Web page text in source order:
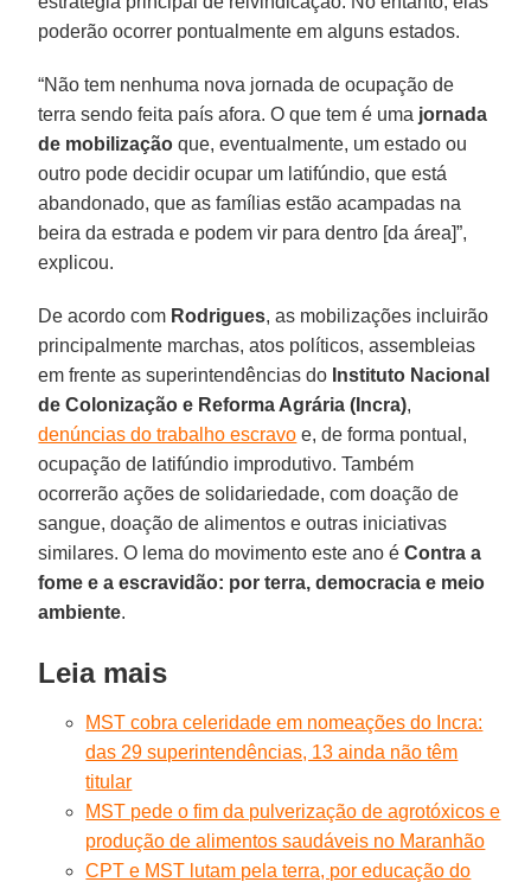
poderão ocorrer pontualmente em alguns estados.
“Não tem nenhuma nova jornada de ocupação de
terra sendo feita país afora. O que tem é uma jornada
de mobilização que, eventualmente, um estado ou
outro pode decidir ocupar um latifúndio, que está
abandonado, que as famílias estão acampadas na
beira da estrada e podem vir para dentro [da área]”,
explicou.
De acordo com Rodrigues, as mobilizações incluirão
principalmente marchas, atos políticos, assembleias
em frente as superintendências do Instituto Nacional
de Colonização e Reforma Agrária (Incra),
denúncias do trabalho escravo e, de forma pontual,
ocupação de latifúndio improdutivo. Também
ocorrerão ações de solidariedade, com doação de
sangue, doação de alimentos e outras iniciativas
similares. O lema do movimento este ano éContra a
fome e a escravidão: por terra, democracia e meio
ambiente.
Leia mais
MST cobra celeridade em nomeações do Incra:
das 29 superintendências, 13 ainda não têm
titular
MST pede o fim da pulverização de agrotóxicos e
produção de alimentos saudáveis no Maranhão
CPT e MST lutam pela terra, por educação do